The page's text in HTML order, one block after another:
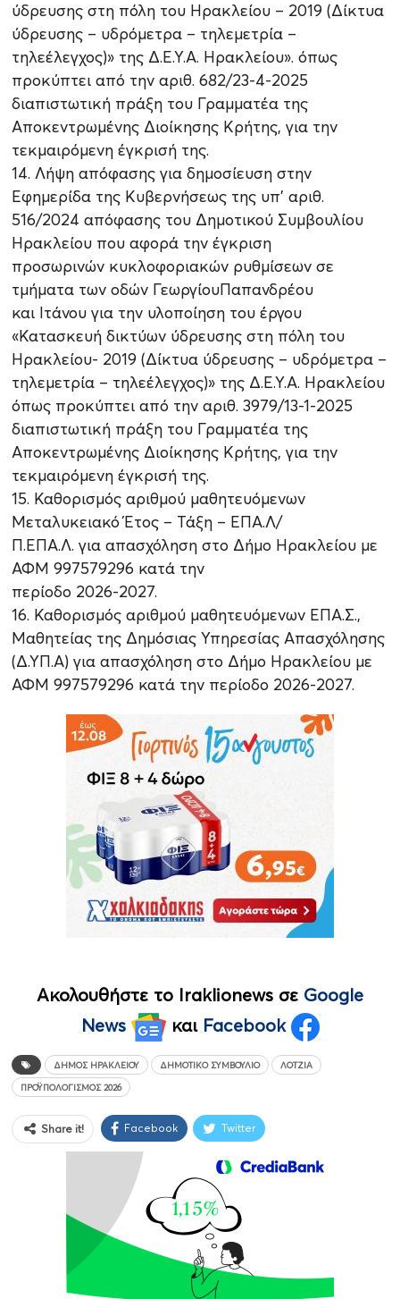
ύδρευσης στη πόλη του Ηρακλείου – 2019 (Δίκτυα
ύδρευσης – υδρόμετρα – τηλεμετρία –
τηλεέλεγχος)» της Δ.Ε.Υ.Α. Ηρακλείου». όπως
προκύπτει από την αριθ. 682/23-4-2025
διαπιστωτική πράξη του Γραμματέα της
Αποκεντρωμένης Διοίκησης Κρήτης, για την
τεκμαιρόμενη έγκρισή της.
14. Λήψη απόφασης για δημοσίευση στην
Εφημερίδα της Κυβερνήσεως της υπ’ αριθ.
516/2024 απόφασης του Δημοτικού Συμβουλίου
Ηρακλείου που αφορά την έγκριση
προσωρινών κυκλοφοριακών ρυθμίσεων σε
τμήματα των οδών ΓεωργίουΠαπανδρέου
και Ιτάνου για την υλοποίηση του έργου
«Κατασκευή δικτύων ύδρευσης στη πόλη του
Ηρακλείου- 2019 (Δίκτυα ύδρευσης – υδρόμετρα –
τηλεμετρία – τηλεέλεγχος)» της Δ.Ε.Υ.Α. Ηρακλείου
όπως προκύπτει από την αριθ. 3979/13-1-2025
διαπιστωτική πράξη του Γραμματέα της
Αποκεντρωμένης Διοίκησης Κρήτης, για την
τεκμαιρόμενη έγκρισή της.
15. Καθορισμός αριθμού μαθητευόμενων
Μεταλυκειακό Έτος – Τάξη – ΕΠΑ.Λ/
Π.ΕΠΑ.Λ. για απασχόληση στο Δήμο Ηρακλείου με
ΑΦΜ 997579296 κατά την
περίοδο 2026-2027.
16. Καθορισμός αριθμού μαθητευόμενων ΕΠΑ.Σ.,
Μαθητείας της Δημόσιας Υπηρεσίας Απασχόλησης
(Δ.ΥΠ.Α) για απασχόληση στο Δήμο Ηρακλείου με
ΑΦΜ 997579296 κατά την περίοδο 2026-2027.
Ακολουθήστε το Iraklionews σε Google
News
και Facebook
ΔΉΜΟΣ ΗΡΑΚΛΕΊΟΥ ΔΗΜΟΤΙΚΌ ΣΥΜΒΟΎΛΙΟ ΛΌΤΖΙΑ
ΠΡΟΫΠΟΛΟΓΙΣΜΌΣ 2026
Share it! Facebook Twitter